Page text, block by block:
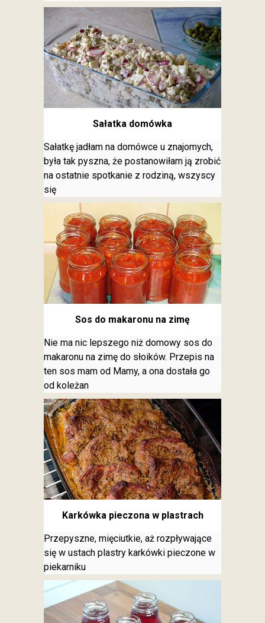
Sałatka domówka
Sałatkę jadłam na domówce u znajomych,
była tak pyszna, że postanowiłam ją zrobić
na ostatnie spotkanie z rodziną, wszyscy
się
Sos do makaronu na zimę
Nie ma nic lepszego niż domowy sos do
makaronu na zimę do słoików. Przepis na
ten sos mam od Mamy, a ona dostała go
od koleżan
Karkówka pieczona w plastrach
Przepyszne, mięciutkie, aż rozpływające
się w ustach plastry karkówki pieczone w
piekarniku